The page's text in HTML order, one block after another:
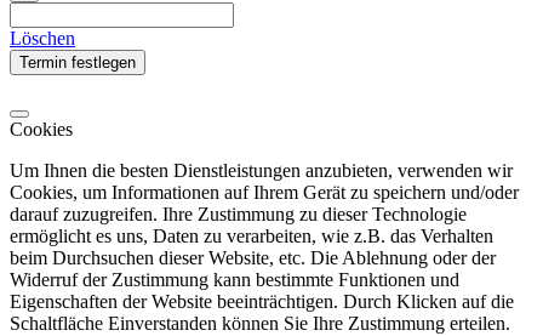
Löschen
Termin festlegen
Cookies
Um Ihnen die besten Dienstleistungen anzubieten, verwenden wir
Cookies, um Informationen auf Ihrem Gerät zu speichern und/oder
darauf zuzugreifen. Ihre Zustimmung zu dieser Technologie
ermöglicht es uns, Daten zu verarbeiten, wie z.B. das Verhalten
beim Durchsuchen dieser Website, etc. Die Ablehnung oder der
Widerruf der Zustimmung kann bestimmte Funktionen und
Eigenschaften der Website beeinträchtigen. Durch Klicken auf die
Schaltfläche Einverstanden können Sie Ihre Zustimmung erteilen.